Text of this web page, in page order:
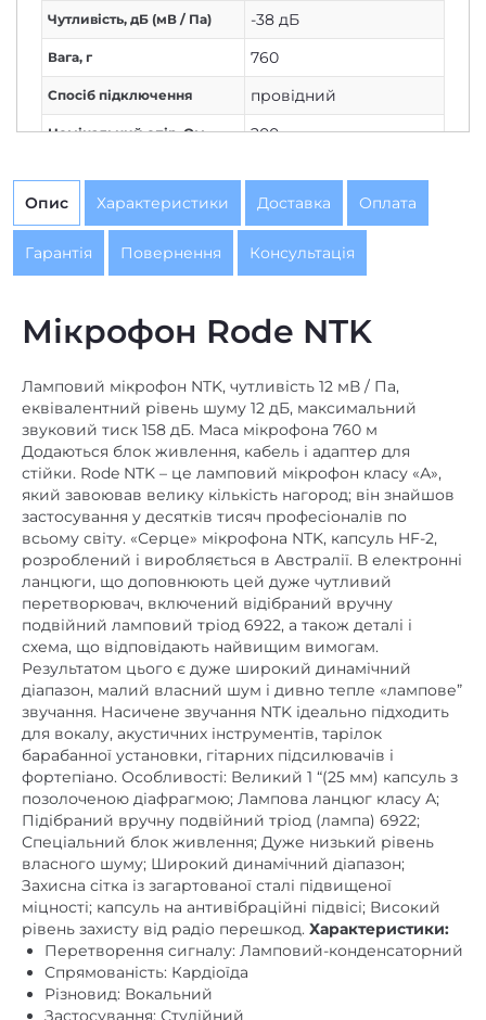
Чутливість, дБ (мВ / Па) -38 дБ
Вага, г 760
Спосіб підключення провідний
Номінальний опір, Ом 200
Призначення студійний мікрофон
Мікрофонний шнур в
комплекті
є
Тип перетворювача
ламповий
мікрофона
XLR
Мікрофонний шнур є
Опис Характеристики Доставка Оплата
Гарантія Повернення Консультація
Мікрофон Rode NTK
Ламповий мікрофон NTK, чутливість 12 мВ / Па,
еквівалентний рівень шуму 12 дБ, максимальний
звуковий тиск 158 дБ. Маса мікрофона 760 м
Додаються блок живлення, кабель і адаптер для
стійки. Rode NTK – це ламповий мікрофон класу «А»,
який завоював велику кількість нагород; він знайшов
застосування у десятків тисяч професіоналів по
всьому світу. «Серце» мікрофона NTK, капсуль HF-2,
розроблений і виробляється в Австралії. В електронні
ланцюги, що доповнюють цей дуже чутливий
перетворювач, включений відібраний вручну
подвійний ламповий тріод 6922, а також деталі і
схема, що відповідають найвищим вимогам.
Результатом цього є дуже широкий динамічний
діапазон, малий власний шум і дивно тепле «лампове”
звучання. Насичене звучання NTK ідеально підходить
для вокалу, акустичних інструментів, тарілок
барабанної установки, гітарних підсилювачів і
фортепіано. Особливості: Великий 1 “(25 мм) капсуль з
позолоченою діафрагмою; Лампова ланцюг класу А;
Підібраний вручну подвійний тріод (лампа) 6922;
Спеціальний блок живлення; Дуже низький рівень
власного шуму; Широкий динамічний діапазон;
Захисна сітка із загартованої сталі підвищеної
міцності; капсуль на антивібраційні підвісі; Високий
рівень захисту від радіо перешкод. Характеристики:
Перетворення сигналу: Ламповий-конденсаторний
Спрямованість: Кардіоїда
Різновид: Вокальний
Застосування: Студійний